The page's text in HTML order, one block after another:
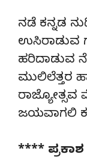
ನಡೆ ಕನ್ನಡ
ಉಸಿರಾಡುವ
ಹರಿದಾಡುವ
ಮುಲಿಲೆತ್ತರ
ಜಯವಾಗಲಿ
****